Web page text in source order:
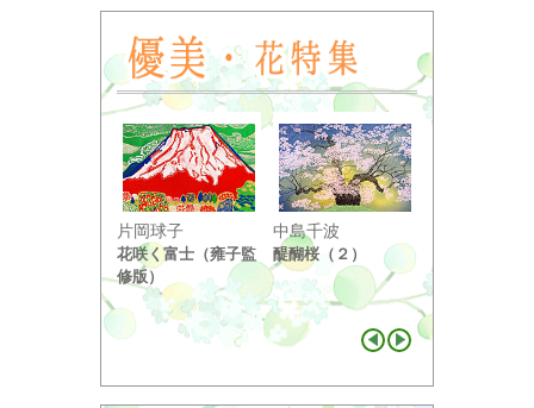
片岡球子
花咲く富士（雍子監
修版）
中島千波
醍醐桜（２）
り ...